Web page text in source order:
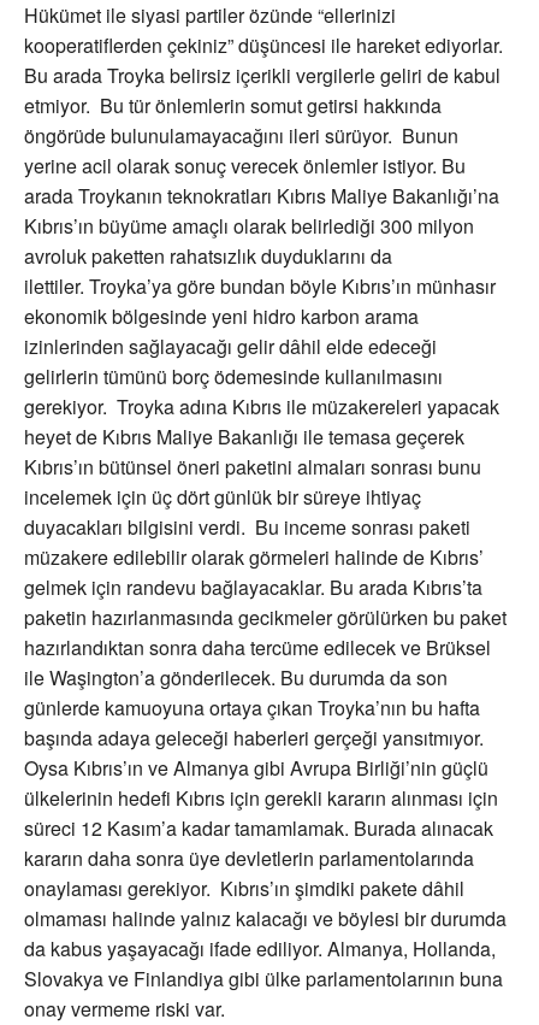
Hükümet ile siyasi partiler özünde “ellerinizi
kooperatiflerden çekiniz” düşüncesi ile hareket ediyorlar.
Bu arada Troyka belirsiz içerikli vergilerle geliri de kabul
etmiyor. Bu tür önlemlerin somut getirsi hakkında
öngörüde bulunulamayacağını ileri sürüyor. Bunun
yerine acil olarak sonuç verecek önlemler istiyor. Bu
arada Troykanın teknokratları Kıbrıs Maliye Bakanlığı’na
Kıbrıs’ın büyüme amaçlı olarak belirlediği 300 milyon
avroluk paketten rahatsızlık duyduklarını da
ilettiler. Troyka’ya göre bundan böyle Kıbrıs’ın münhasır
ekonomik bölgesinde yeni hidro karbon arama
izinlerinden sağlayacağı gelir dâhil elde edeceği
gelirlerin tümünü borç ödemesinde kullanılmasını
gerekiyor. Troyka adına Kıbrıs ile müzakereleri yapacak
heyet de Kıbrıs Maliye Bakanlığı ile temasa geçerek
Kıbrıs’ın bütünsel öneri paketini almaları sonrası bunu
incelemek için üç dört günlük bir süreye ihtiyaç
duyacakları bilgisini verdi. Bu inceme sonrası paketi
müzakere edilebilir olarak görmeleri halinde de Kıbrıs’
gelmek için randevu bağlayacaklar. Bu arada Kıbrıs’ta
paketin hazırlanmasında gecikmeler görülürken bu paket
hazırlandıktan sonra daha tercüme edilecek ve Brüksel
ile Waşington’a gönderilecek. Bu durumda da son
günlerde kamuoyuna ortaya çıkan Troyka’nın bu hafta
başında adaya geleceği haberleri gerçeği yansıtmıyor.
Oysa Kıbrıs’ın ve Almanya gibi Avrupa Birliği’nin güçlü
ülkelerinin hedefi Kıbrıs için gerekli kararın alınması için
süreci 12 Kasım’a kadar tamamlamak. Burada alınacak
kararın daha sonra üye devletlerin parlamentolarında
onaylaması gerekiyor. Kıbrıs’ın şimdiki pakete dâhil
olmaması halinde yalnız kalacağı ve böylesi bir durumda
da kabus yaşayacağı ifade ediliyor. Almanya, Hollanda,
Slovakya ve Finlandiya gibi ülke parlamentolarının buna
onay vermeme riski var.